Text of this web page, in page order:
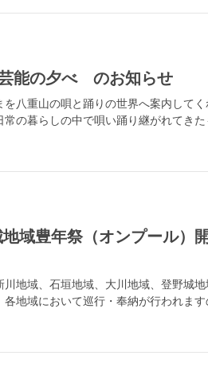
能の夕べ のお知らせ
八重山の唄と踊りの世界へ案内して
常の暮らしの中で唄い踊り継がれてき
地域豊年祭（オンプール）
地域、石垣地域、大川地域、登野城
地域において巡行・奉納が行われま